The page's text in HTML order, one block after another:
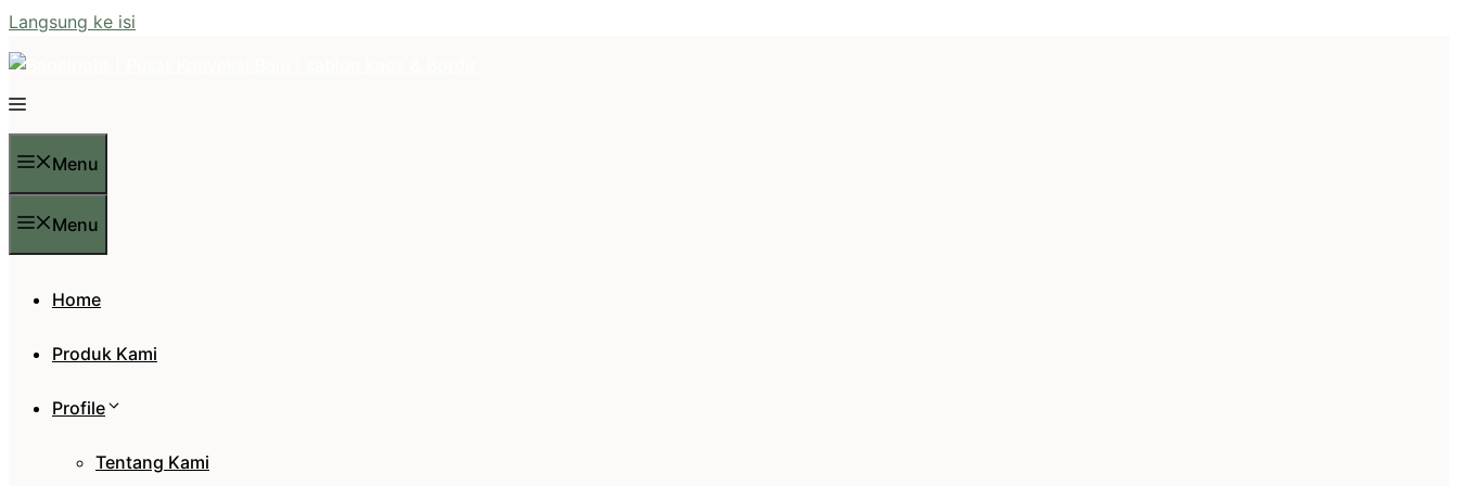
Langsung ke isi
Menu
Menu
Home
Produk Kami
Profile
Tentang Kami